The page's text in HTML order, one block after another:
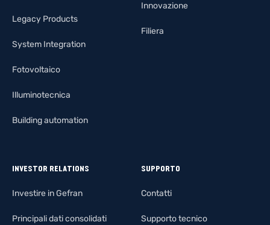
Legacy Products
System Integration
Fotovoltaico
Illuminotecnica
Building automation
Innovazione
Filiera
INVESTOR RELATIONS
Investire in Gefran
Principali dati consolidati
SUPPORTO
Contatti
Supporto tecnico